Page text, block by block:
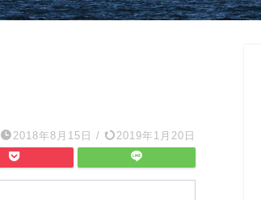
2018年8月15日 / 2019年1月20日